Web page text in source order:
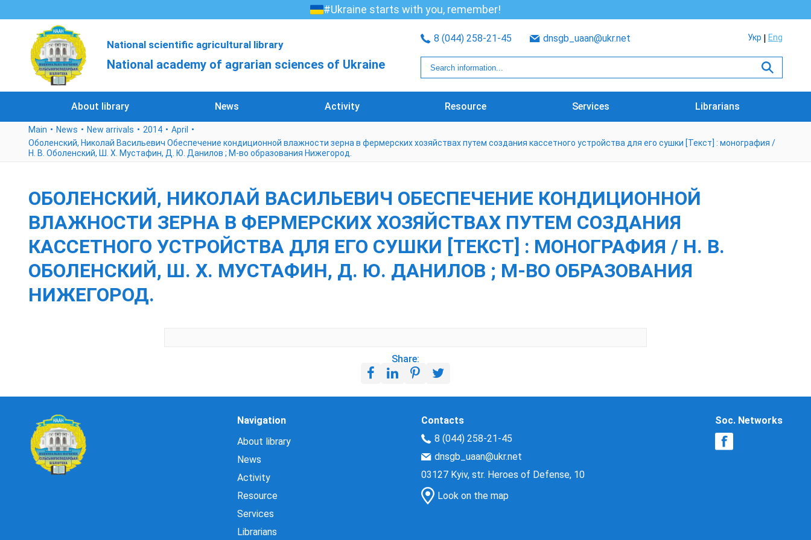
#Ukraine starts with you, remember!
National scientific agricultural library
National academy of agrarian sciences of Ukraine
8 (044) 258-21-45 dnsgb_uaan@ukr.net Укр Eng
About library News Activity Resource Services Librarians
Main News New arrivals 2014
April
Оболенский, Николай Васильевич Обеспечение кондиционной влажности зерна в фермерских хозяйствах путем создания кассетного устройства для его сушки [Текст] : монография /
Н. В. Оболенский, Ш. Х. Мустафин, Д. Ю. Данилов ; М-во образования Нижегород.
ОБОЛЕНСКИЙ, НИКОЛАЙ ВАСИЛЬЕВИЧ ОБЕСПЕЧЕНИЕ КОНДИЦИОННОЙ
ВЛАЖНОСТИ ЗЕРНА В ФЕРМЕРСКИХ ХОЗЯЙСТВАХ ПУТЕМ СОЗДАНИЯ
КАССЕТНОГО УСТРОЙСТВА ДЛЯ ЕГО СУШКИ [ТЕКСТ] : МОНОГРАФИЯ / Н. В.
ОБОЛЕНСКИЙ, Ш. Х. МУСТАФИН, Д. Ю. ДАНИЛОВ ; М-ВО ОБРАЗОВАНИЯ
НИЖЕГОРОД.
Share:
Navigation
About library
News
Activity
Resource
Services
Librarians
Contacts
8 (044) 258-21-45
dnsgb_uaan@ukr.net
03127 Kyiv, str. Heroes of Defense, 10
Look on the map
Soc. Networks